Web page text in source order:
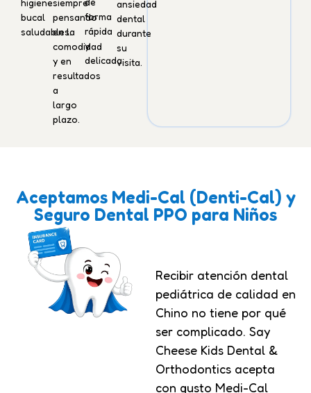
higiene
bucal
saludables.
siempre
pensando
en la
comodidad
y en
resultados
a
largo
plazo.
forma
rápida
y
delicada.
ansiedad
dental
durante
su
visita.
Aceptamos Medi-Cal (Denti-Cal) y
Seguro Dental PPO para Niños
Recibir atención dental
pediátrica de calidad en
Chino no tiene por qué
ser complicado. Say
Cheese Kids Dental &
Orthodontics acepta
con gusto Medi-Cal